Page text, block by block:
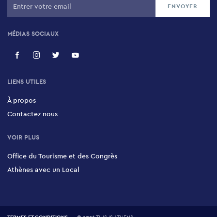
MÉDIAS SOCIAUX
LIENS UTILES
À propos
Contactez nous
VOIR PLUS
Office du Tourisme et des Congrès
Athènes avec un Local